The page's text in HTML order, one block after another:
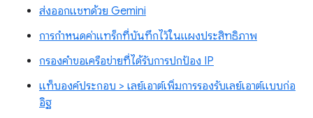
ส่งออกแชทด้วย Gemini
การกำหนดค่าแทร็กที่บันทึกไว้ในแผงประสิทธิภาพ
กรองคำขอเครือข่ายที่ได้รับการปกป้อง IP
แท็บองค์ประกอบ > เลย์เอาต์เพิ่มการรองรับเลย์เอาต์แบบก่อ
อิฐ